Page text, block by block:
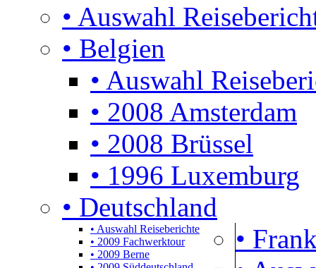
• Auswahl
• Belgien
• Auswahl
• 2008 Amsterdam
• 2008 Brüssel
• 1996 Luxemburg
• Deutschland
• Auswahl Reiseberichte
• 2009 Fachwerktour
• 2009 Berne
•